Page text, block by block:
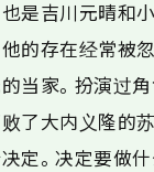
是吉川元晴和
的存在经常被
当家。扮演过
了大内义隆的
定。决定要做